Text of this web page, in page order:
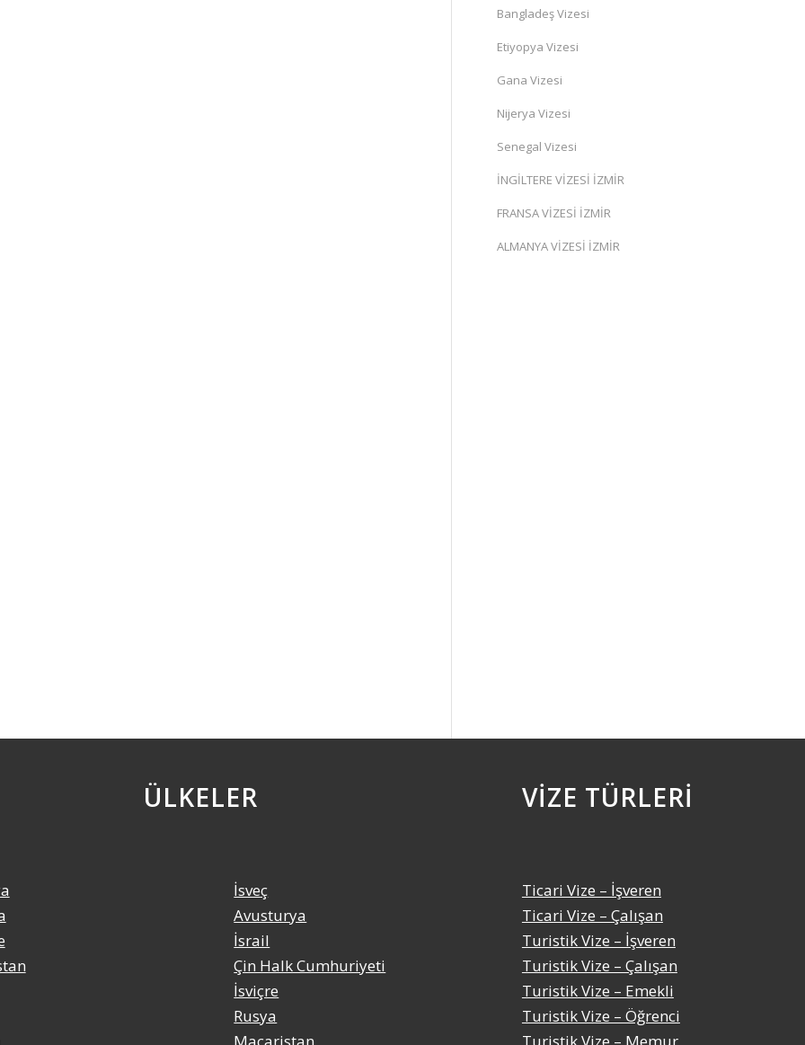
Bangladeş Vizesi
Etiyopya Vizesi
Gana Vizesi
Nijerya Vizesi
Senegal Vizesi
İNGİLTERE VİZESİ İZMİR
FRANSA VİZESİ İZMİR
ALMANYA VİZESİ İZMİR
ÜLKELER VIZE TÜRLERI
İsveç
Avusturya
İsrail
Çin Halk Cumhuriyeti
İsviçre
Rusya
Macaristan
Ticari Vize – İşveren
Ticari Vize – Çalışan
Turistik Vize – İşveren
Turistik Vize – Çalışan
Turistik Vize – Emekli
Turistik Vize – Öğrenci
Turistik Vize – Memur